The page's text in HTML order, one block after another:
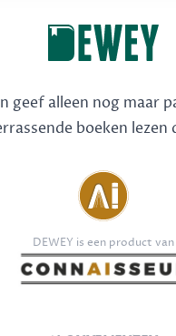
geef alleen nog maar
boeken lezen
DEWEY is een product van